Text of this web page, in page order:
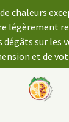
chaleurs
légèrement
sur les
et de